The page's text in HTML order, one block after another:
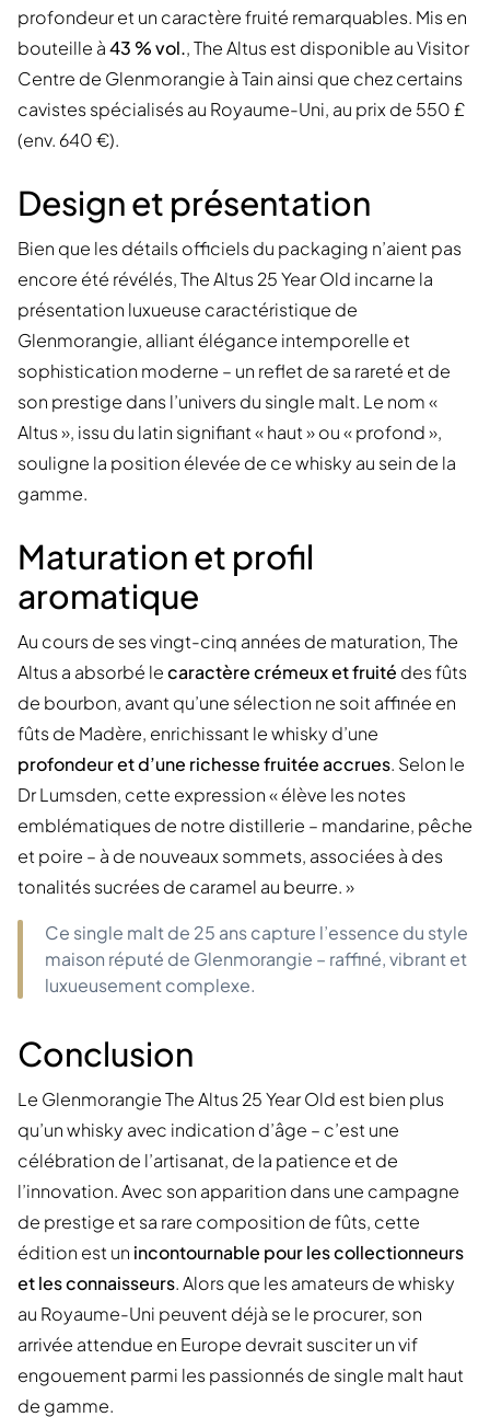
profondeur et un caractère fruité remarquables. Mis en
bouteille à43 % vol., The Altus est disponible au Visitor
Centre de Glenmorangie à Tain ainsi que chez certains
cavistes spécialisés au Royaume-Uni, au prix de 550 £
(env. 640 €).
Design et présentation
Bien que les détails officiels du packaging n’aient pas
encore été révélés, The Altus 25 Year Old incarne la
présentation luxueuse caractéristique de
Glenmorangie, alliant élégance intemporelle et
sophistication moderne – un reflet de sa rareté et de
son prestige dans l’univers du single malt. Le nom «
Altus », issu du latin signifiant « haut » ou « profond »,
souligne la position élevée de ce whisky au sein de la
gamme.
Maturation et profil
aromatique
Au cours de ses vingt-cinq années de maturation, The
Altus a absorbé lecaractère crémeux et fruité des fûts
de bourbon, avant qu’une sélection ne soit affinée en
fûts de Madère, enrichissant le whisky d’une
profondeur et d’une richesse fruitée accrues. Selon le
Dr Lumsden, cette expression « élève les notes
emblématiques de notre distillerie – mandarine, pêche
et poire – à de nouveaux sommets, associées à des
tonalités sucrées de caramel au beurre. »
Ce single malt de 25 ans capture l’essence du style
maison réputé de Glenmorangie – raffiné, vibrant et
luxueusement complexe.
Conclusion
Le Glenmorangie The Altus 25 Year Old est bien plus
qu’un whisky avec indication d’âge – c’est une
célébration de l’artisanat, de la patience et de
l’innovation. Avec son apparition dans une campagne
de prestige et sa rare composition de fûts, cette
édition est un incontournable pour les collectionneurs
et les connaisseurs. Alors que les amateurs de whisky
au Royaume-Uni peuvent déjà se le procurer, son
arrivée attendue en Europe devrait susciter un vif
engouement parmi les passionnés de single malt haut
de gamme.